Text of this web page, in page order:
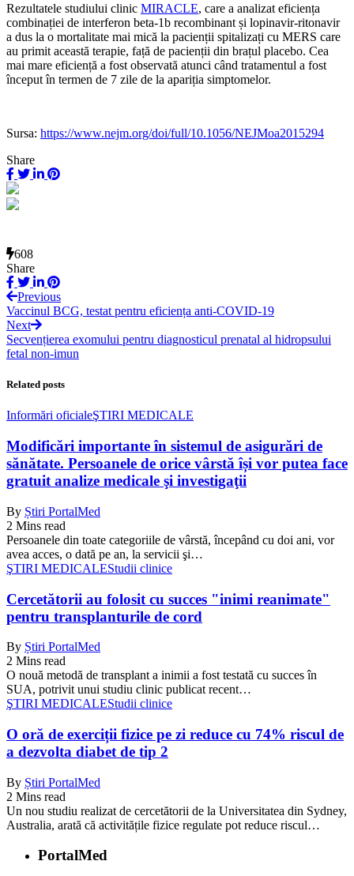
Rezultatele studiului clinic MIRACLE, care a analizat eficiența
combinației de interferon beta-1b recombinant și lopinavir-ritonavir
a dus la o mortalitate mai mică la pacienții spitalizați cu MERS care
au primit această terapie, față de pacienții din brațul placebo. Cea
mai mare eficiență a fost observată atunci când tratamentul a fost
început în termen de 7 zile de la apariția simptomelor.
Sursa: https://www.nejm.org/doi/full/10.1056/NEJMoa2015294
Share
608
Share
Previous
Vaccinul BCG, testat pentru eficiența anti-COVID-19
Next
Secvențierea exomului pentru diagnosticul prenatal al hidropsului
fetal non-imun
Related posts
Informări oficialeŞTIRI MEDICALE
Modificări importante în sistemul de asigurări de
sănătate. Persoanele de orice vârstă își vor putea face
gratuit analize medicale şi investigaţii
By Știri PortalMed
2 Mins read
Persoanele din toate categoriile de vârstă, începând cu doi ani, vor
avea acces, o dată pe an, la servicii şi…
ŞTIRI MEDICALEStudii clinice
Cercetătorii au folosit cu succes "inimi reanimate"
pentru transplanturile de cord
By Știri PortalMed
2 Mins read
O nouă metodă de transplant a inimii a fost testată cu succes în
SUA, potrivit unui studiu clinic publicat recent…
ŞTIRI MEDICALEStudii clinice
O oră de exerciții fizice pe zi reduce cu 74% riscul de
a dezvolta diabet de tip 2
By Știri PortalMed
2 Mins read
Un nou studiu realizat de cercetătorii de la Universitatea din Sydney,
Australia, arată că activitățile fizice regulate pot reduce riscul…
PortalMed